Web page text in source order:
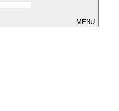
MENU